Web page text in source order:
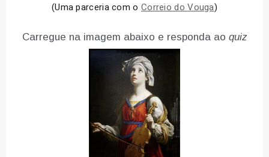
(Uma parceria com o Correio do Vouga)
Carregue na imagem abaixo e responda ao quiz